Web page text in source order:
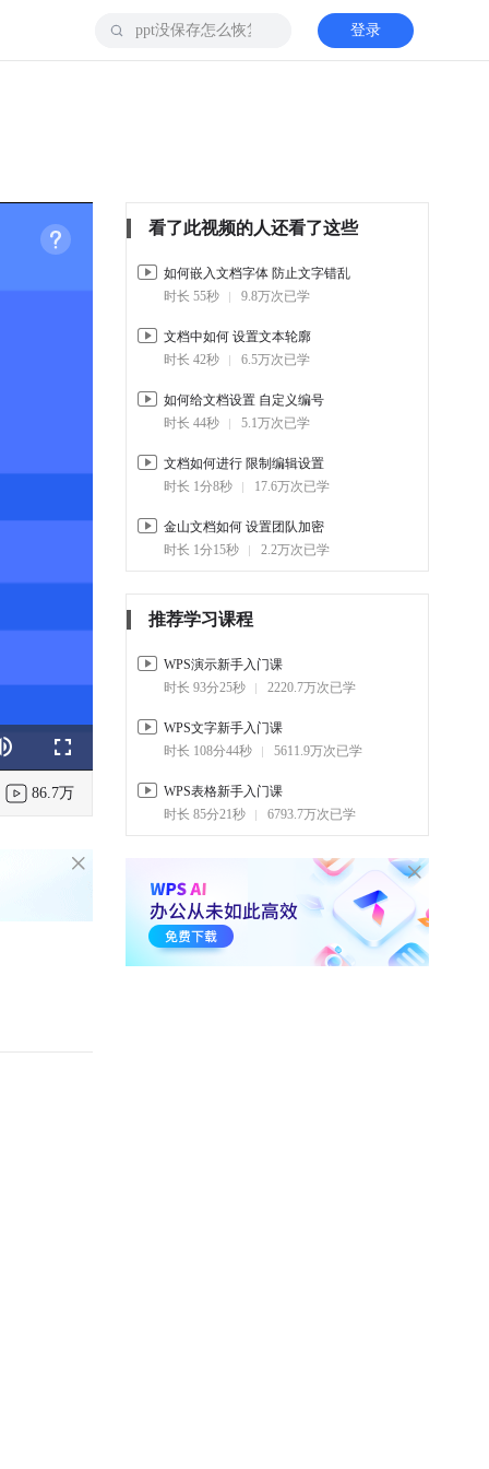
登录
Fullscreen
86.7万
看了此视频的人还看了这些
如何嵌入文档字体 防止文字错乱
时长 55秒
9.8万次已学
文档中如何 设置文本轮廓
时长 42秒
6.5万次已学
如何给文档设置 自定义编号
时长 44秒
5.1万次已学
文档如何进行 限制编辑设置
时长 1分8秒
17.6万次已学
金山文档如何 设置团队加密
时长 1分15秒
2.2万次已学
推荐学习课程
WPS演示新手入门课
时长 93分25秒
2220.7万次已学
WPS文字新手入门课
时长 108分44秒
5611.9万次已学
WPS表格新手入门课
时长 85分21秒
6793.7万次已学